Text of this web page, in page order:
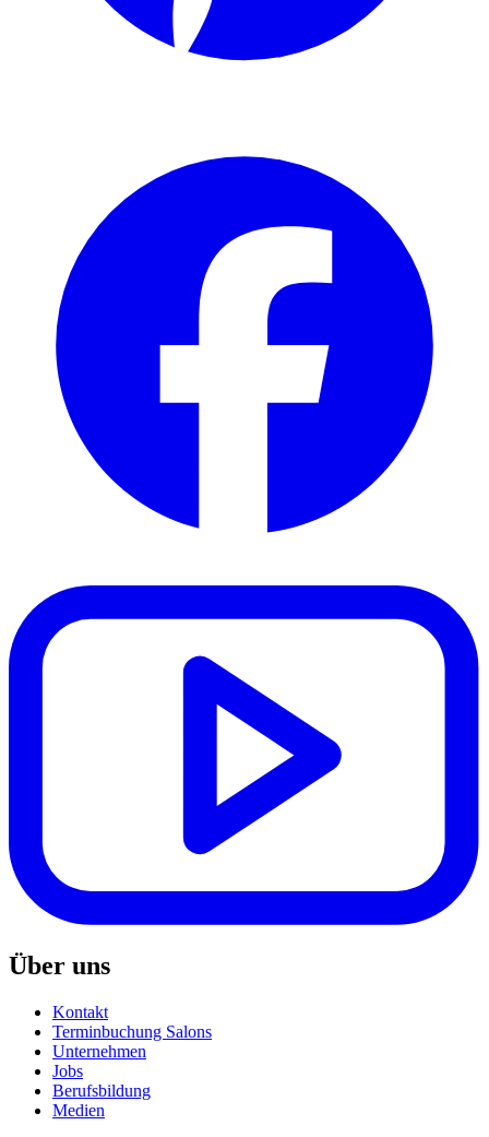
Über uns
Kontakt
Terminbuchung Salons
Unternehmen
Jobs
Berufsbildung
Medien